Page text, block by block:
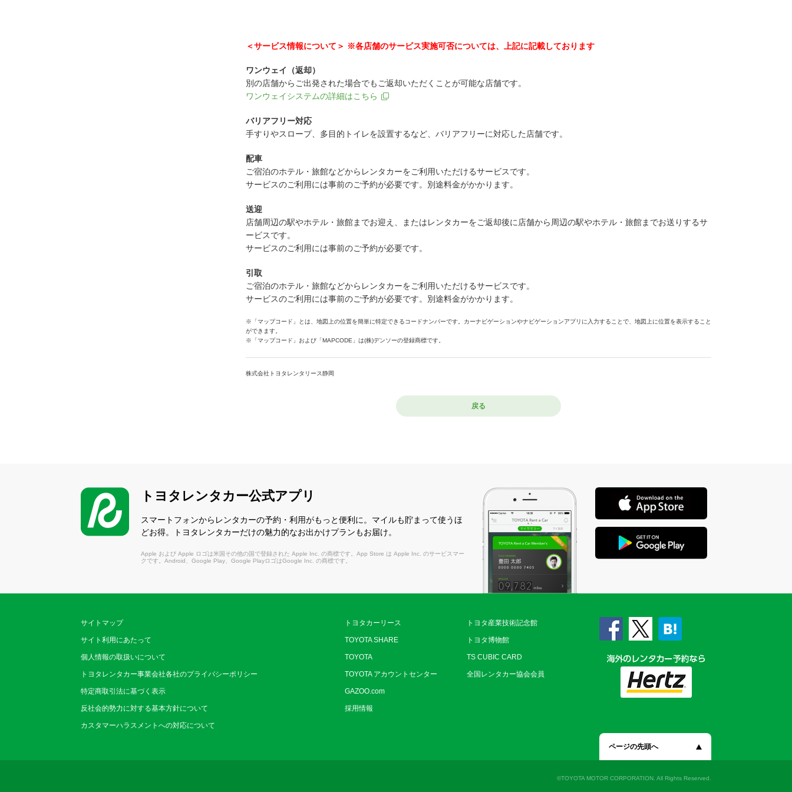
＜サービス情報について＞ ※各店舗のサービス実施可否については、上記に記載しております
ワンウェイ（返却）
別の店舗からご出発された場合でもご返却いただくことが可能な店舗です。
ワンウェイシステムの詳細はこちら
バリアフリー対応
手すりやスロープ、多目的トイレを設置するなど、バリアフリーに対応した店舗です。
配車
ご宿泊のホテル・旅館などからレンタカーをご利用いただけるサービスです。
サービスのご利用には事前のご予約が必要です。別途料金がかかります。
送迎
店舗周辺の駅やホテル・旅館までお迎え、またはレンタカーをご返却後に店舗から周辺の駅やホテル・旅館までお送りするサ
ービスです。
サービスのご利用には事前のご予約が必要です。
引取
ご宿泊のホテル・旅館などからレンタカーをご利用いただけるサービスです。
サービスのご利用には事前のご予約が必要です。別途料金がかかります。
※「マップコード」とは、地図上の位置を簡単に特定できるコードナンバーです。カーナビゲーションやナビゲーションアプリに入力することで、地図上に位置を表示すること
ができます。
※「マップコード」および「MAPCODE」は(株)デンソーの登録商標です。
株式会社トヨタレンタリース静岡
戻る
トヨタレンタカー公式アプリ
スマートフォンからレンタカーの予約・利用がもっと便利に。マイルも貯まって使うほ
どお得。トヨタレンタカーだけの魅力的なお出かけプランもお届け。
Apple および Apple ロゴは米国その他の国で登録された Apple Inc. の商標です。App Store は Apple Inc. のサービスマー
クです。Android、Google Play、Google PlayロゴはGoogle Inc. の商標です。
サイトマップ
サイト利用にあたって
個人情報の取扱いについて
トヨタレンタカー事業会社各社のプライバシーポリシー
特定商取引法に基づく表示
反社会的勢力に対する基本方針について
カスタマーハラスメントへの対応について
トヨタカーリース
TOYOTA SHARE
TOYOTA
TOYOTA アカウントセンター
GAZOO.com
採用情報
トヨタ産業技術記念館
トヨタ博物館
TS CUBIC CARD
全国レンタカー協会会員
ページの先頭へ
©TOYOTA MOTOR CORPORATION. All Rights Reserved.